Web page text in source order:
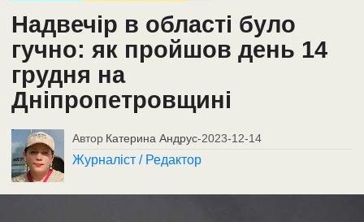
Надвечір в області було
гучно: як пройшов день 14
грудня на
Дніпропетровщині
Автор Катерина Андрус-2023-12-14
Журналіст / Редактор